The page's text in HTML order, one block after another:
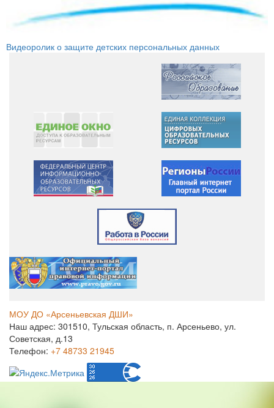
Видеоролик о защите детских персональных данных
МОУ ДО «Арсеньевская ДШИ»
Наш адрес: 301510, Тульская область, п. Арсеньево, ул.
Советская, д.13
Телефон: +7 48733 21945